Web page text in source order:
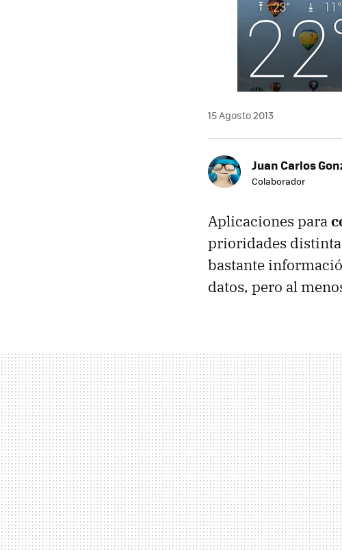
15 Agosto 2013
Juan Carlos
Colaborador
Aplicaciones para
prioridades
bastante
datos, pero al